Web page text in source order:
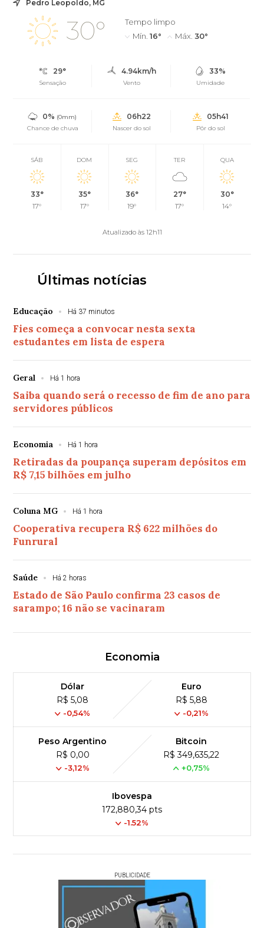
Pedro Leopoldo, MG
30°
Tempo limpo
Mín. 16° Máx. 30°
29°
Sensação
4.94km/h
Vento
33%
Umidade
0% (0mm)
Chance de chuva
06h22
Nascer do sol
05h41
Pôr do sol
SÁB
33°
17°
DOM
35°
17°
SEG
36°
19°
TER
27°
17°
QUA
30°
14°
Atualizado às 12h11
Últimas notícias
Educação Há 37 minutos
Fies começa a convocar nesta sexta
estudantes em lista de espera
Geral Há 1 hora
Saiba quando será o recesso de fim de ano para
servidores públicos
Economia Há 1 hora
Retiradas da poupança superam depósitos em
R$ 7,15 bilhões em julho
Coluna MG Há 1 hora
Cooperativa recupera R$ 622 milhões do
Funrural
Saúde Há 2 horas
Estado de São Paulo confirma 23 casos de
sarampo; 16 não se vacinaram
Economia
Dólar
R$ 5,08
-0,54%
Euro
R$ 5,88
-0,21%
Peso Argentino
R$ 0,00
-3,12%
Bitcoin
R$ 349,635,22
+0,75%
Ibovespa
172,880,34 pts
-1.52%
PUBLICIDADE